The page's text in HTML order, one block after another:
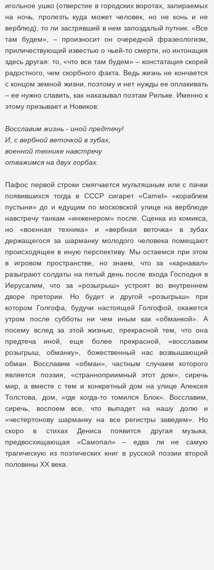
игольное ушко (отверстие в городских воротах, запираемых
на ночь, пролезть куда может человек, но не конь и не
верблюд), то ли застрявший в нем запоздалый путник. «Все
там будем», – произносит он очередной фразеологизм,
приличествующий известью о чьей-то смерти, но интонация
здесь другая: то, «что все там будем» – констатация скорей
радостного, чем скорбного факта. Ведь жизнь не кончается
с концом земной жизни, поэтому и нет нужды ее оплакивать
– ее нужно славить, как наказывал поэтам Рильке. Именно к
этому призывает и Новиков:
Восславим жизнь - иной предтечу!
И, с вербной веточкой в зубах,
военной технике навстречу
отважимся на двух горбах.
Пафос первой строки смягчается мультяшным или с пачки
появившихся тогда в СССР сигарет «Camel» «кораблем
пустыни» до и едущим по московской улице на верблюде
навстречу танкам «инженером» после. Сценка из комикса,
но «военная техника» и «вербная веточка» в зубах
держащегося за шарманку молодого человека помещают
происходящее в иную перспективу. Мы остаемся при этом
в игровом пространстве, но знаем, что за «карнавал»
разыграют солдаты на пятый день после входа Господня в
Иерусалим, что за «розыгрыш» устроят во внутреннем
дворе претории. Но будет и другой «розыгрыш» при
котором Голгофа, будучи настоящей Голгофой, окажется
утром после субботы ни чем иным как «обманкой». А
посему вслед за этой жизнью, прекрасной тем, что она
предтеча иной, еще более прекрасной, «восславим
розыгрыш, обманку», божественный нас возвышающий
обман. Восславим «обман», частным случаем которого
является поэзия, «странноприимный этот дом», сиречь
мир, а вместе с тем и конкретный дом на улице Алексея
Толстова, дом, «где когда-то томился Блок». Восславим,
сиречь, воспоем все, что выпадет на нашу долю и
«честертонову шарманку на все регистры заведем». Но
скоро в стихах Дениса появится другая музыка,
предвосхищающая «Самопал» – едва ли не самую
трагическую из поэтических книг в русской поэзии второй
половины ХХ века.